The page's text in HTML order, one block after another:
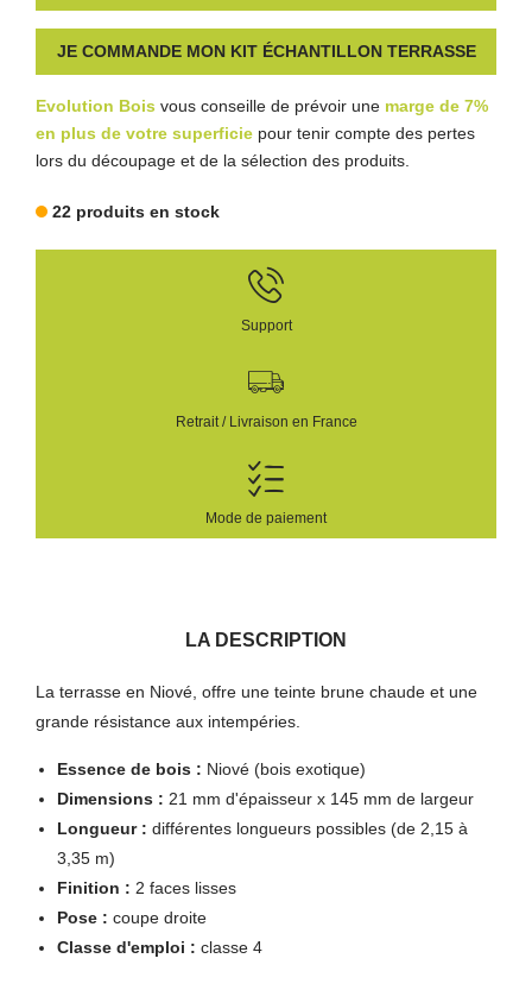
JE COMMANDE MON KIT ÉCHANTILLON TERRASSE
Evolution Bois vous conseille de prévoir une marge de 7%
en plus de votre superficie pour tenir compte des pertes
lors du découpage et de la sélection des produits.
22 produits en stock
Support
Retrait / Livraison en France
Mode de paiement
LA DESCRIPTION
La terrasse en Niové, offre une teinte brune chaude et une
grande résistance aux intempéries.
Essence de bois : Niové (bois exotique)
Dimensions : 21 mm d'épaisseur x 145 mm de largeur
Longueur : différentes longueurs possibles (de 2,15 à
3,35 m)
Finition : 2 faces lisses
Pose : coupe droite
Classe d'emploi : classe 4